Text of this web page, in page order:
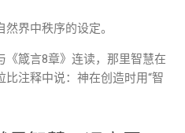
界中秩序的设定。
《箴言8章》连读，那里智慧在
注释中说：神在创造时用“智